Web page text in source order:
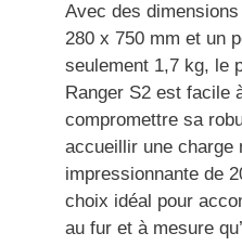
Avec des
280 x 750 mm et un
seulement 1,7 kg, le
Ranger S2 est facile
compromettre sa
accueillir une charge
impressionnante de
choix idéal pour
au fur et à mesure